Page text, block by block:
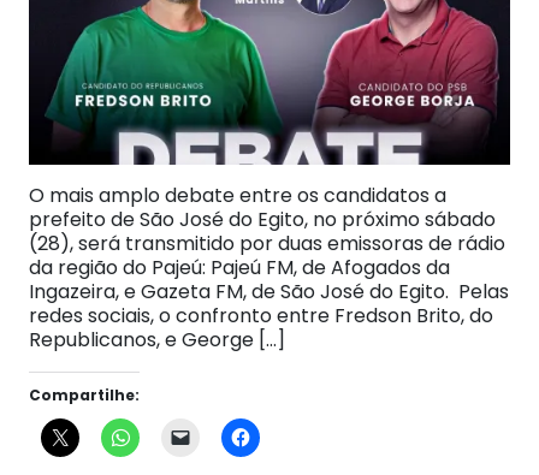
O mais amplo debate entre os candidatos a
prefeito de São José do Egito, no próximo sábado
(28), será transmitido por duas emissoras de rádio
da região do Pajeú: Pajeú FM, de Afogados da
Ingazeira, e Gazeta FM, de São José do Egito. Pelas
redes sociais, o confronto entre Fredson Brito, do
Republicanos, e George […]
Compartilhe: